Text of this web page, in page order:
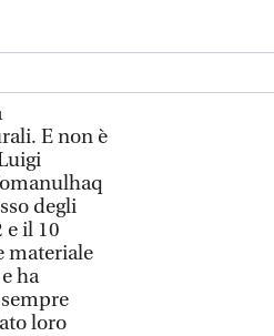
E non è
degli
e il 10
materiale
ha
loro